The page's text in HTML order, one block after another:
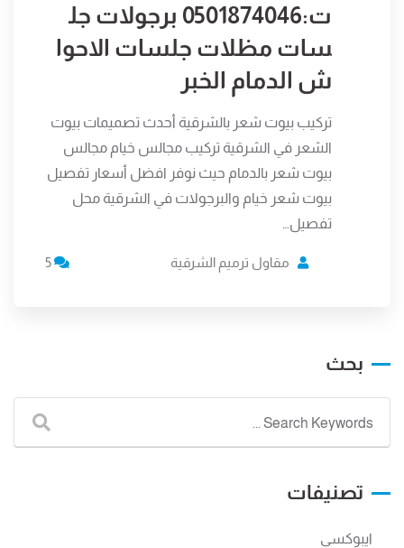
ت:0501874046 برجولات جل
سات مظلات جلسات الاحوا
ش الدمام الخبر
تركيب بيوت شعر بالشرقية أحدث تصميمات بيوت
الشعر في الشرقية تركيب مجالس خيام مجالس
بيوت شعر بالدمام حيث نوفر افضل أسعار تفصيل
بيوت شعر خيام والبرجولات في الشرقية محل
تفصيل…
مقاول ترميم الشرقية
بحث
تصنيفات
ايبوكسي